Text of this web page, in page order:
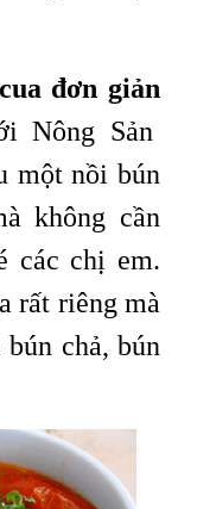
đơn giản
Nông Sản
một nồi bún
không cần
các chị em.
rất riêng mà
chả, bún